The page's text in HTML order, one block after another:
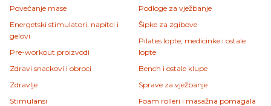
Povećanje mase
Energetski stimulatori, napitci i
gelovi
Pre-workout proizvodi
Zdravi snackovi i obroci
Zdravlje
Stimulansi
Podloge za vježbanje
Šipke za zgibove
Pilates lopte, medicinke i ostale
lopte
Bench i ostale klupe
Sprave za vježbanje
Foam rolleri i masažna pomagala